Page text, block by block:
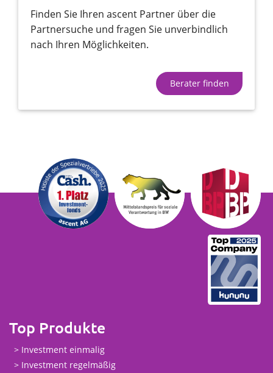
Finden Sie Ihren ascent Partner über die
Partnersuche und fragen Sie unverbindlich
nach Ihren Möglichkeiten.
Berater finden
Top Produkte
Investment einmalig
Investment regelmäßig